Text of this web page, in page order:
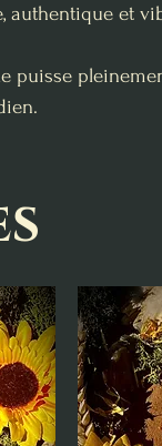
authentique et
puisse